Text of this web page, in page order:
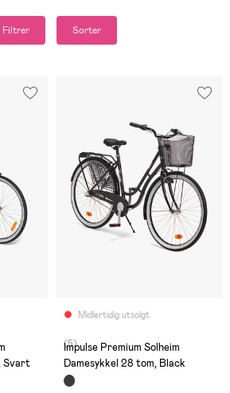
Filtrer Sorter
Svart
Midlertidig utsolgt
(5)
Impulse Premium Solheim
Damesykkel 28 tom, Black